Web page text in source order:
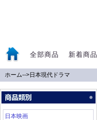
全部商品 新着商品
ホーム-->日本現代ドラマ
日本映画